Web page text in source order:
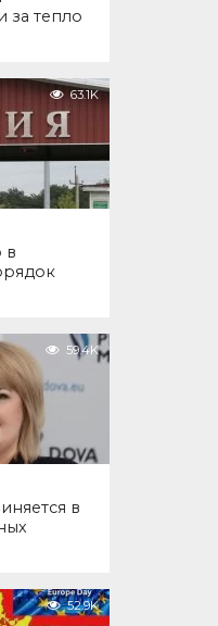
за тепло
63.1K
в
59.4K
в
52.9K